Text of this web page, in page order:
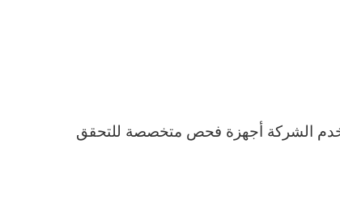
الشركة أجهزة فحص متخصصة للتحقق